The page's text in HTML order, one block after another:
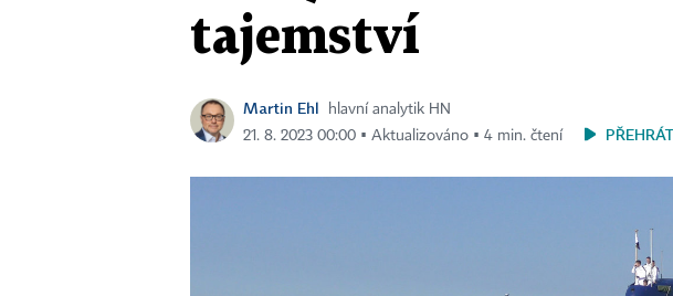
tajemství
Martin Ehl
hlavní analytik HN
21. 8. 2023 00:00 ▪ Aktualizováno ▪ 4 min. čtení